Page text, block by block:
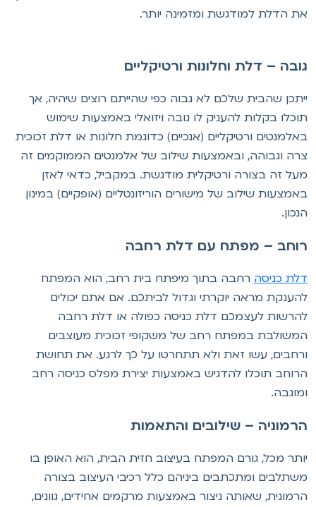
הדלת למודגשת ומזמינה יותר.
– דלת וחלונות ורטיקליים
שהבית שלכם לא גבוה כפי שהייתם רוצים שיהיה, אך
בקלות להעניק לו גובה ויזואלי באמצעות שימוש
ורטיקליים (אנכיים) כדוגמת חלונות או דלת זכוכית
וגבוהה, ובאמצעות שילוב של אלמנטים הממוקמים זה
זה בצורה ורטיקלית מודגשת. במקביל, כדאי לאזן
שילוב של מישורים הוריזונטליים (אופקיים) במינון
– מפתח עם דלת רחבה
כניסהרחבה בתוך מיפתח בית רחב, הוא המפתח
מראה יוקרתי וגדול לביתכם. אם אתם יכולים
לעצמכם דלת כניסה כפולה או דלת רחבה
במפתח רחב של משקופי זכוכית מעוצבים
עשו זאת ולא תתחרטו על כך לרגע. את תחושת
תוכלו להדגיש באמצעות יצירת מפלס כניסה רחב
– שילובים והתאמות
מכל, גורם המפתח בעיצוב חזית הבית, הוא האופן בו
ומתכתבים ביניהם כלל רכיבי העיצוב בצורה
שאותה ניצור באמצעות מרקמים אחידים, גוונים,